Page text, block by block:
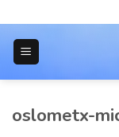
to
content
oslometx-